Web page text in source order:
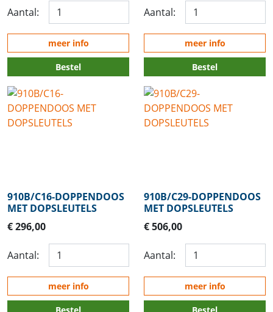
Aantal:
meer info
Bestel
Aantal:
meer info
Bestel
910B/C16-DOPPENDOOS
MET DOPSLEUTELS
€ 296,00
Aantal:
meer info
910B/C29-DOPPENDOOS
MET DOPSLEUTELS
€ 506,00
Aantal:
meer info